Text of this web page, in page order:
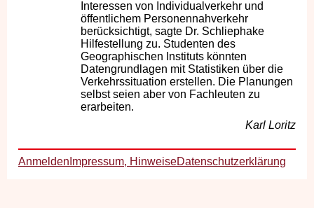
Interessen von Individualverkehr und
öffentlichem Personennahverkehr
berücksichtigt, sagte Dr. Schliephake
Hilfestellung zu. Studenten des
Geographischen Instituts könnten
Datengrundlagen mit Statistiken über die
Verkehrssituation erstellen. Die Planungen
selbst seien aber von Fachleuten zu
erarbeiten.
Karl Loritz
Anmelden Impressum, HinweiseDatenschutzerklärung